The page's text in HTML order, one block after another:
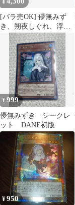
¥
[バラ売OK] 儚無みず
き、朔夜しぐれ、浮幽
さくら プリシク 絵違い
¥999
儚無みずき シークレ
ット DANE初版
¥950